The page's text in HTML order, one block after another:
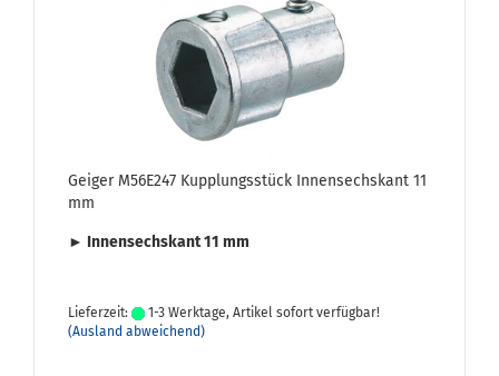
Gei­ger M56E247 Kupp­lungs­stück In­nen­sechs­kant 11
mm
► In­nen­sechs­kant 11 mm
Lieferzeit:
1-3 Werktage, Artikel sofort verfügbar!
(Ausland abweichend)